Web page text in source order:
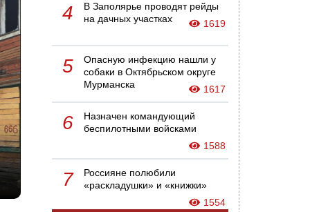
4
В Заполярье проводят рейды
на дачных участках
1619
5
Опасную инфекцию нашли у
собаки в Октябрьском округе
Мурманска
1617
6
Назначен командующий
беспилотными войсками
1588
7
Россияне полюбили
«раскладушки» и «книжки»
1554